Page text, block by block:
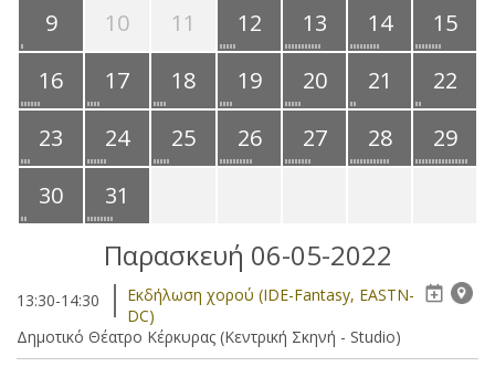
9
10 11 12 13 14
15
16
17 18 19 20 21
22
23
24 25 26 27 28
29
30
31
Παρασκευή 06-05-2022
13:30-14:30
Eκδήλωση χορού (IDE-Fantasy, EASTN-
DC)
Δημοτικό Θέατρο Κέρκυρας (Κεντρική Σκηνή - Studio)